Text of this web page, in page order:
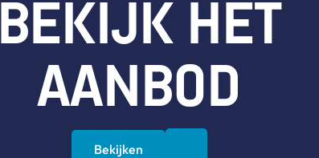
BEKIJK HET
AANBOD
Bekijken